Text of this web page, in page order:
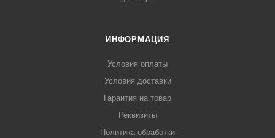
ИНФОРМАЦИЯ
Условия оплаты
Условия доставки
Гарантия на товар
Реквизиты
Политика обработки